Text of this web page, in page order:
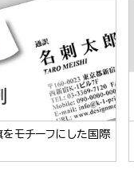
モチーフにした国際